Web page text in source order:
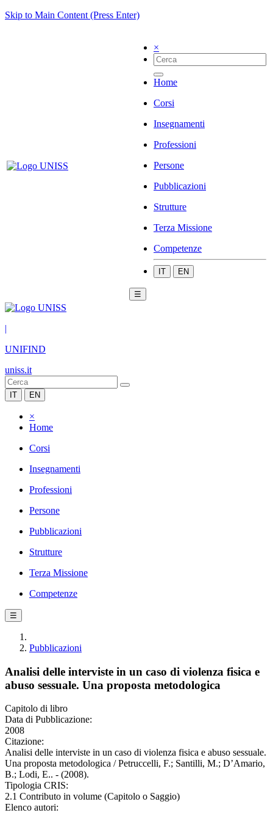
Skip to Main Content (Press Enter)
×
Home
Corsi
Insegnamenti
Professioni
Persone
Pubblicazioni
Strutture
Terza Missione
Competenze
IT EN
☰
|
UNIFIND
uniss.it
IT EN
×
Home
Corsi
Insegnamenti
Professioni
Persone
Pubblicazioni
Strutture
Terza Missione
Competenze
☰
Pubblicazioni
Analisi delle interviste in un caso di violenza fisica e
abuso sessuale. Una proposta metodologica
Capitolo di libro
Data di Pubblicazione:
2008
Citazione:
Analisi delle interviste in un caso di violenza fisica e abuso sessuale.
Una proposta metodologica / Petruccelli, F.; Santilli, M.; D’Amario,
B.; Lodi, E.. - (2008).
Tipologia CRIS:
2.1 Contributo in volume (Capitolo o Saggio)
Elenco autori: